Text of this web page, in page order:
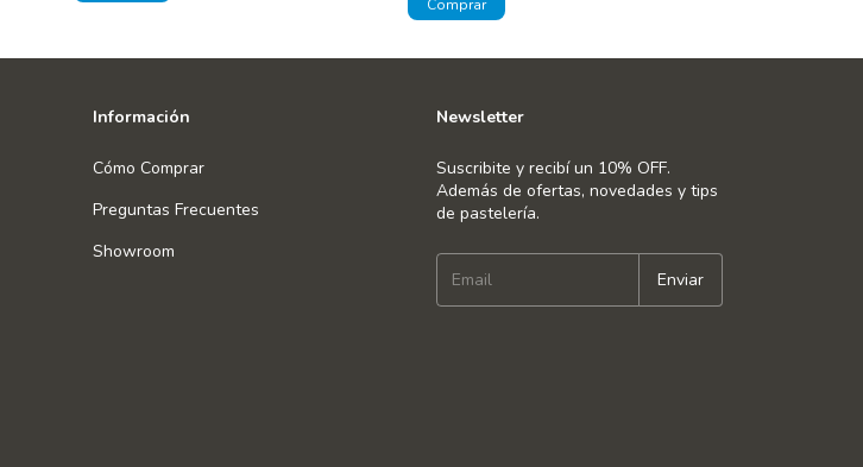
Información
Cómo Comprar
Preguntas Frecuentes
Showroom
Newsletter
Suscribite y recibí un 10% OFF.
Además de ofertas, novedades y tips
de pastelería.